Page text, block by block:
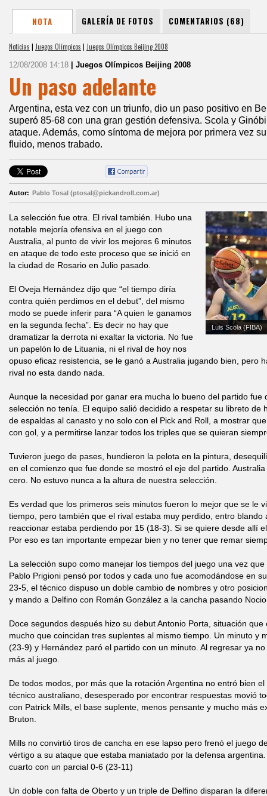
NOTA GALERÍA DE FOTOS COMENTARIOS (68)
Noticias | Juegos Olímpicos | Juegos Olímpicos Beijing 2008
12/08/2008 14:18 | Juegos Olímpicos Beijing 2008
Un paso adelante
Argentina, esta vez con un triunfo, dio un paso positivo en
superó 85-68 con una gran gestión defensiva. Scola y
ataque. Además, como síntoma de mejora por primera vez
fluido, menos trabado.
Autor: Pablo Tosal (ptosal@pickandroll.com.ar)
Luis Scola (FIBA)
La selección fue otra. El rival también. Hubo una
notable mejoría ofensiva en el juego con
Australia, al punto de vivir los mejores 6 minutos
en ataque de todo este proceso que se inició en
la ciudad de Rosario en Julio pasado.
El Oveja Hernández dijo que “el tiempo diría
contra quién perdimos en el debut”, del mismo
modo se puede inferir para “A quien le ganamos
en la segunda fecha”. Es decir no hay que
dramatizar la derrota ni exaltar la victoria. No fue
un papelón lo de Lituania, ni el rival de hoy nos
opuso eficaz resistencia, se le ganó a Australia jugando bien, pero
rival no esta dando nada.
Aunque la necesidad por ganar era mucha lo bueno del partido fue
selección no tenía. El equipo salió decidido a respetar su libreto de
de espaldas al canasto y no solo con el Pick and Roll, a mostrar
con gol, y a permitirse lanzar todos los triples que se quieran
Tuvieron juego de pases, hundieron la pelota en la pintura,
en el comienzo que fue donde se mostró el eje del partido.
cero. No estuvo nunca a la altura de nuestra selección.
Es verdad que los primeros seis minutos fueron lo mejor que se le
tiempo, pero también que el rival estaba muy perdido, entro blando
reaccionar estaba perdiendo por 15 (18-3). Si se quiere desde allí
Por eso es tan importante empezar bien y no tener que remar
La selección supo como manejar los tiempos del juego una vez
Pablo Prigioni pensó por todos y cada uno fue acomodándose en
23-5, el técnico dispuso un doble cambio de nombres y otro
y mando a Delfino con Román González a la cancha pasando
Doce segundos después hizo su debut Antonio Porta, situación
mucho que coincidan tres suplentes al mismo tiempo. Un minuto y
(23-9) y Hernández paró el partido con un minuto. Al regresar ya
más al juego.
De todos modos, por más que la rotación Argentina no entró bien
técnico australiano, desesperado por encontrar respuestas movió
con Patrick Mills, el base suplente, menos pensante y mucho más
Bruton.
Mills no convirtió tiros de cancha en ese lapso pero frenó el juego
vértigo a su ataque que estaba maniatado por la defensa
cuarto con un parcial 0-6 (23-11)
Un doble con falta de Oberto y un triple de Delfino disparan la